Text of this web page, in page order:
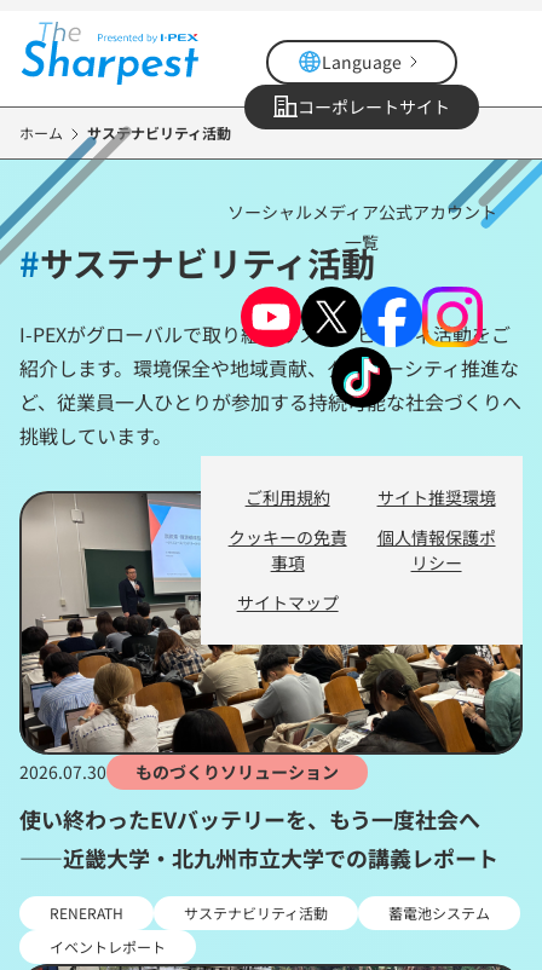
コ
テ
ツ
に
Language
コーポレートサイト
ソーシャルメディア公式アカウント
一覧
ご利用規約
サイト推奨環境
クッキーの免責
事項
個人情報保護ポ
リシー
サイトマップ
ホーム サステナビリティ活動
#サステナビリティ活動
I-PEXがグローバルで取り組むサステナビリティ活動をご
紹介します。環境保全や地域貢献、ダイバーシティ推進な
ど、従業員一人ひとりが参加する持続可能な社会づくりへ
挑戦しています。
2026.07.30 ものづくりソリューション
使い終わったEVバッテリーを、もう一度社会へ
――近畿大学・北九州市立大学での講義レポート
RENERATH サステナビリティ活動
蓄電池システム
イベントレポート